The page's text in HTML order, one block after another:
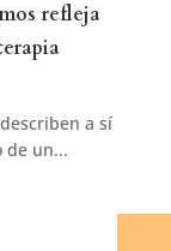
refleja
a sí
de un...